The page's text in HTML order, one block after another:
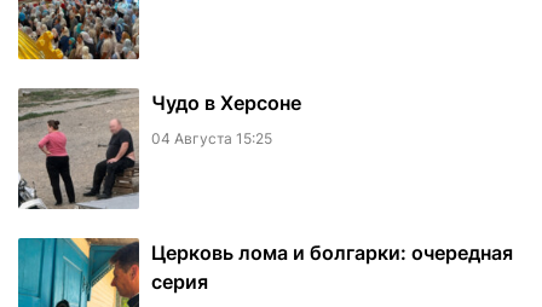
Чудо в Херсоне
04 Августа 15:25
Церковь лома и болгарки: очередная
серия